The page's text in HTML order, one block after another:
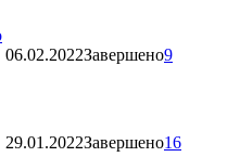
06.02.2022Завершено9
29.01.2022Завершено16